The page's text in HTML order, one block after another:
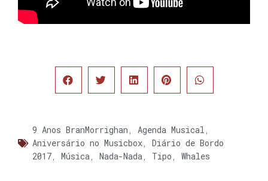
9 Anos BranMorrighan Agenda Musical
Aniversário no Musicbox
Diário de Bordo
2017
Música Nada-Nada Tipo Whales